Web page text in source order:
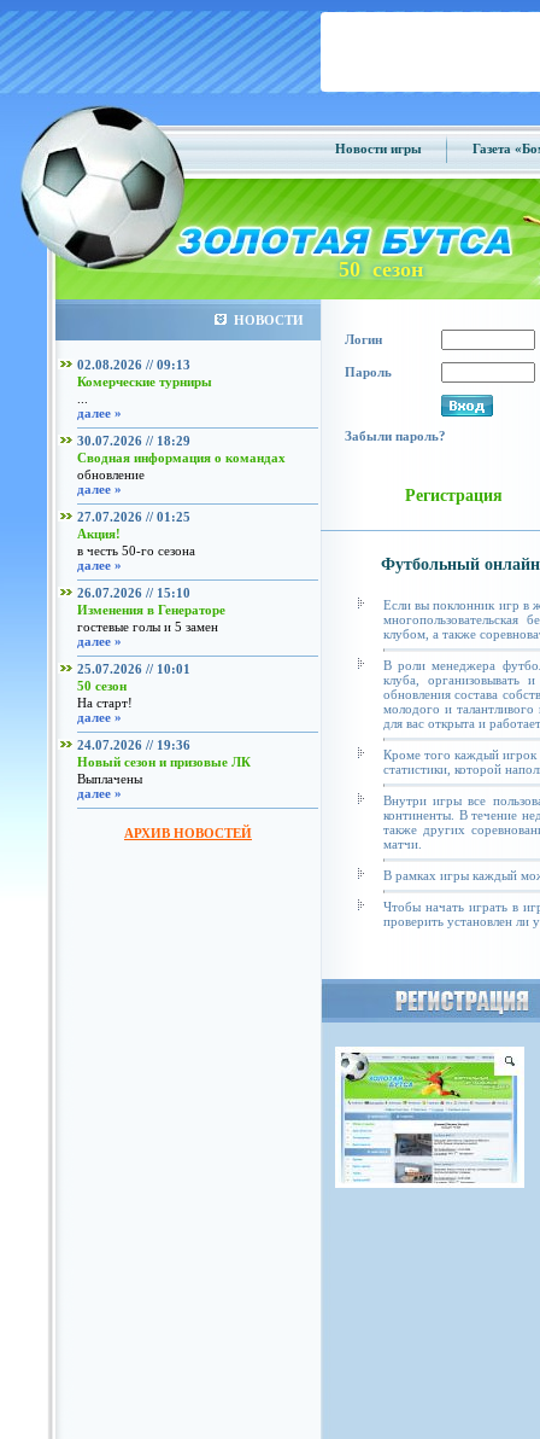
Новости игры Газета
50 сезон
НОВОСТИ
02.08.2026 // 09:13
Комерческие турниры
далее »
30.07.2026 // 18:29
Сводная информация о командах
обновление
далее »
27.07.2026 // 01:25
Акция!
в честь 50-го сезона
далее »
26.07.2026 // 15:10
Изменения в Генераторе
гостевые голы и 5 замен
далее »
25.07.2026 // 10:01
50 сезон
На старт!
далее »
24.07.2026 // 19:36
Новый сезон и призовые ЛК
Выплачены
далее »
АРХИВ НОВОСТЕЙ
Логин
Пароль
Забыли пароль?
Регистрация
Футбольный
Если вы поклонник игр в
клубом, а также
В роли менеджера
клуба, организовывать
обновления состава
молодого и талантливого
для вас открыта и
Кроме того каждый игрок
статистики, которой
Внутри игры все
континенты. В течение
также других
матчи.
В рамках игры каждый
Чтобы начать играть в
проверить установлен ли